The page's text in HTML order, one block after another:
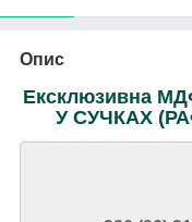
Опис
Ексклюзивна
У СУЧКАХ